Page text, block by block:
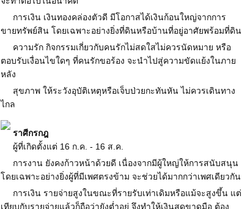
การเงิน เงินทองคล่องตัวดี มีโอกาสได้เงินก้อนใหญ่จากการ
ขายทรัพย์สิน โดยเฉพาะอย่างยิ่งที่ดินหรือบ้านที่อยู่อาศัยพร้อมที่ดิน
ความรัก กิจกรรมเกี่ยวกับคนรักไม่สดใสไม่ควรนัดหมาย หรือ
ตอบรับเงื่อนไขใดๆ ที่คนรักขอร้อง จะนำไปสู่ความขัดแย้งในภาย
หลัง
สุขภาพ ให้ระวังอุบัติเหตุหรือเจ็บป่วยกะทันหัน ไม่ควรเดินทาง
ไกล
ราศีกรกฎ
ผู้ที่เกิดตั้งแต่ 16 ก.ค. - 16 ส.ค.
การงาน ยังคงก้าวหน้าด้วยดี เนื่องจากมีผู้ใหญ่ให้การสนับสนุน
โดยเฉพาะอย่างยิ่งผู้ที่มีเพศตรงข้าม จะช่วยได้มากกว่าเพศเดียวกัน
การเงิน รายจ่ายสูงในขณะที่รายรับเท่าเดิมหรือแม้จะสูงขึ้น แต่
เทียบกับรายจ่ายแล้วก็ถือว่ายังต่ำอยู่ จึงทำให้เงินสดขาดมือ ต้อง